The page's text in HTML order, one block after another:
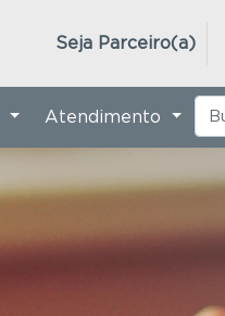
Seja Parceiro(a)
Atendimento